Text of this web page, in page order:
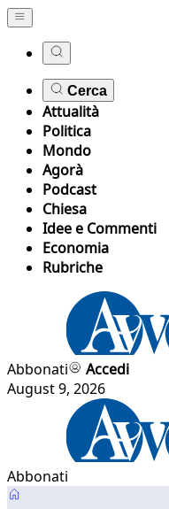
Cerca
Attualità
Politica
Mondo
Agorà
Podcast
Chiesa
Idee e Commenti
Economia
Rubriche
Abbonati
Accedi
August 9, 2026
Abbonati